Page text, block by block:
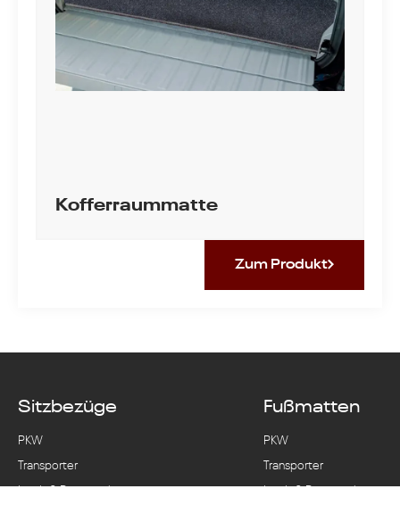
Kofferraummatte
Zum Produkt
Sitzbezüge
PKW
Transporter
Fußmatten
PKW
Transporter